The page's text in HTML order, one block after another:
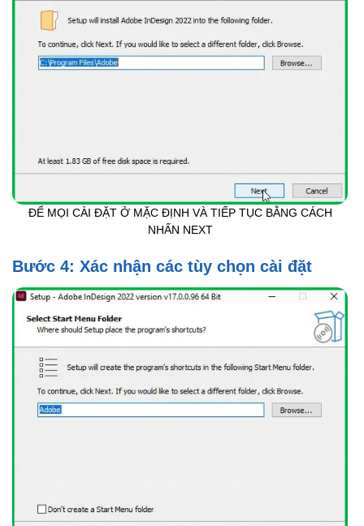
ĐỂ MỌI CÀI ĐẶT Ở MẶC ĐỊNH VÀ TIẾP TỤC BẰNG CÁCH
NHẤN NEXT
Bước 4: Xác nhận các tùy chọn cài đặt